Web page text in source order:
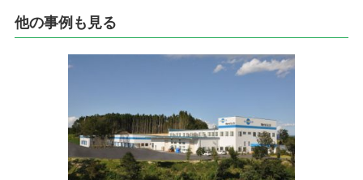
他の事例も見る